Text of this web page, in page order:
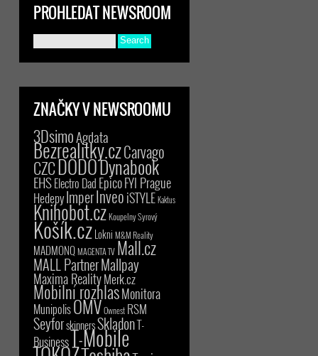
PROHLEDAT NEWSROOM
ZNAČKY V NEWSROOMU
3DsimoAgdata
Bezrealitky.czCarvago
CZCDODODynabook
EHSElectro Dad EpicoFYI Prague
HedepyImperInveoiSTYLE Kaktus
Knihobot.czKoupelny Syrový
Košík.czLokni M&M Reality
MADMONQMAGENTA TV Mall.cz
MALL PartnerMallpay
Maxima RealityMerk.cz
Mobilní rozhlasMonitora
MunipolisOMVOwnest RSM
SeyforskinnersSkladonT-
BusinessT-Mobile